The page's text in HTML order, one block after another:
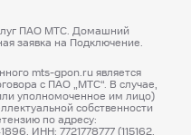
ПАО МТС. Домашний
заявка на Подключение.
mts-gpon.ru является
с ПАО „МТС“. В случае,
уполномоченное им лицо)
собственности
по адресу:
ИНН: 7721778777 (115162,